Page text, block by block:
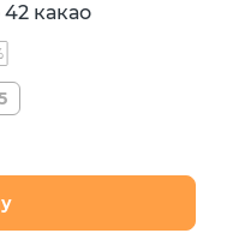
какао